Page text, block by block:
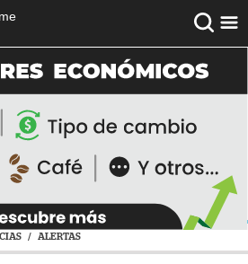
/ ALERTAS